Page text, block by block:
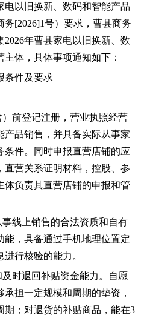
电以旧换新 数码和智能产品
务[2026]1号）要求， 曹县商务
2026年曹县家电以旧换新 、数
主体 ，具体事项通知如下：
条件及要求
）前登记注册， 营业执照经营
产品销售 ，并具备实际从事家
条件。 同时申报直营店铺的应
直营关系证明材料，控股、参
体负责其直营店铺的申报和管
线上销售的合法资质和自有
能，具备通过手机地理位置定
行核验的能力。
时退回补贴资金能力。
自愿
担一定规模和周期的垫资，
； 对退货的补贴商品，能在3